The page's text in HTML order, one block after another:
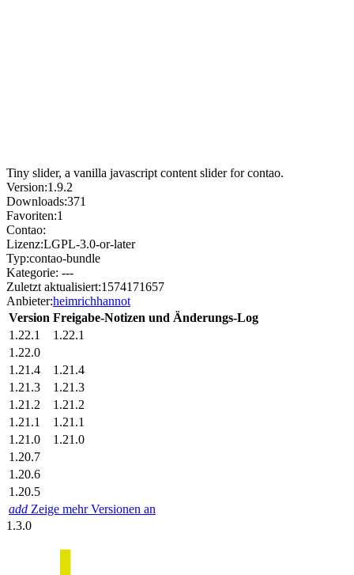
Tiny slider, a vanilla javascript content slider for contao.
Version:1.9.2
Downloads:371
Favoriten:1
Contao:
Lizenz:LGPL-3.0-or-later
Typ:contao-bundle
Kategorie: ---
Zuletzt aktualisiert:1574171657
Anbieter:heimrichhannot
Version Freigabe-Notizen und Änderungs-Log
1.22.1
1.22.1
1.22.0
1.21.4
1.21.4
1.21.3
1.21.3
1.21.2
1.21.2
1.21.1
1.21.1
1.21.0
1.21.0
1.20.7
1.20.6
1.20.5
add Zeige mehr Versionen an
1.3.0